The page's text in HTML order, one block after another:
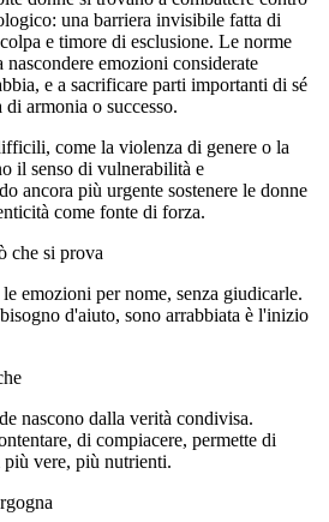
una barriera invisibile fatta di
e timore di esclusione. Le norme
emozioni considerate
e a sacrificare parti importanti di sé
armonia o successo.
come la violenza di genere o la
il senso di vulnerabilità e
ancora più urgente sostenere le donne
come fonte di forza.
che si prova
emozioni per nome, senza giudicarle.
d'aiuto, sono arrabbiata è l'inizio
nascono dalla verità condivisa.
di compiacere, permette di
più vere, più nutrienti.